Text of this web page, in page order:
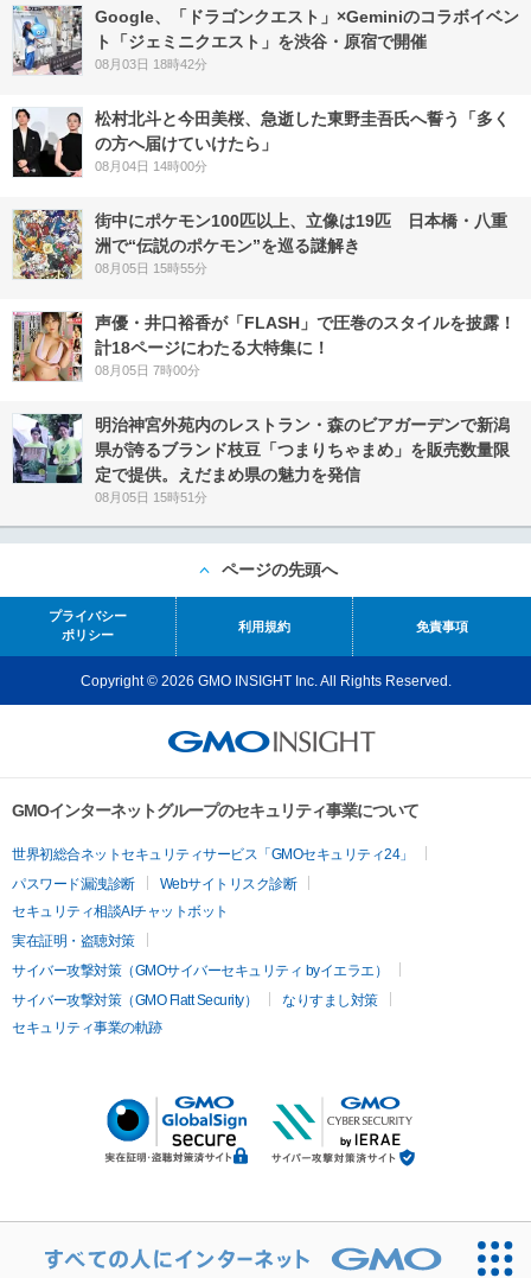
Google、「ドラゴンクエスト」×Geminiのコラボイベン
ト「ジェミニクエスト」を渋谷・原宿で開催
08月03日 18時42分
松村北斗と今田美桜、急逝した東野圭吾氏へ誓う「多く
の方へ届けていけたら」
08月04日 14時00分
街中にポケモン100匹以上、立像は19匹 日本橋・八重
洲で“伝説のポケモン”を巡る謎解き
08月05日 15時55分
声優・井口裕香が「FLASH」で圧巻のスタイルを披露！
計18ページにわたる大特集に！
08月05日 7時00分
明治神宮外苑内のレストラン・森のビアガーデンで新潟
県が誇るブランド枝豆「つまりちゃまめ」を販売数量限
定で提供。えだまめ県の魅力を発信
08月05日 15時51分
ページの先頭へ
プライバシー
ポリシー
利用規約 免責事項
Copyright © 2026 GMO INSIGHT Inc. All Rights Reserved.
GMOインターネットグループのセキュリティ事業について
世界初総合ネットセキュリティサービス「GMOセキュリティ24」
パスワード漏洩診断
Webサイトリスク診断
セキュリティ相談AIチャットボット
実在証明・盗聴対策
サイバー攻撃対策（GMOサイバーセキュリティ byイエラエ）
サイバー攻撃対策（GMO Flatt Security）
なりすまし対策
セキュリティ事業の軌跡